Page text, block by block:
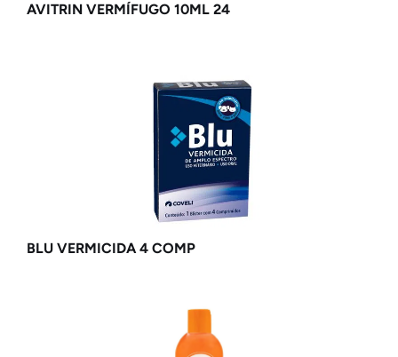
AVITRIN VERMÍFUGO 10ML 24
BLU VERMICIDA 4 COMP